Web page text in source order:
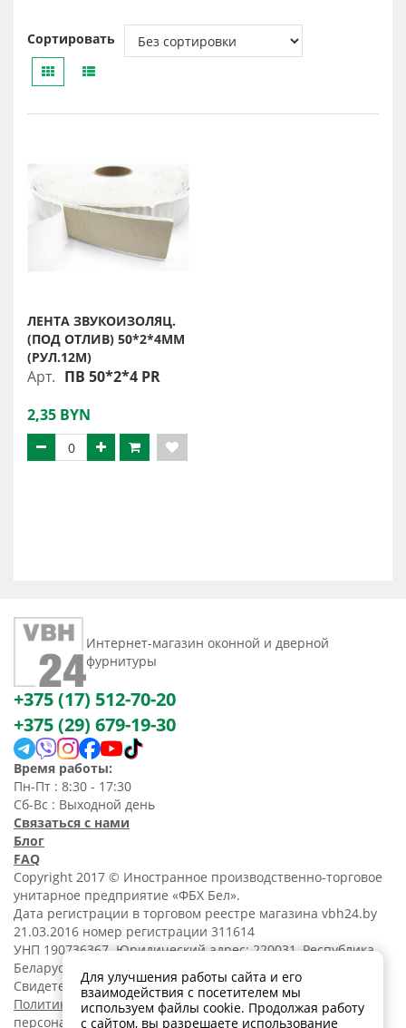
Сортировать
ЛЕНТА ЗВУКОИЗОЛЯЦ.
(ПОД ОТЛИВ) 50*2*4ММ
(РУЛ.12М)
Арт. ПВ 50*2*4 PR
2,35 BYN
Интернет-магазин оконной и дверной
фурнитуры
+375 (17) 512-70-20
+375 (29) 679-19-30
Время работы:
Пн-Пт : 8:30 - 17:30
Сб-Вс : Выходной день
Связаться с нами
Блог
FAQ
Copyright 2017 © Иностранное производственно-торговое
унитарное предприятие «ФБХ Бел».
Дата регистрации в торговом реестре магазина vbh24.by
21.03.2016 номер регистрации 311614
УНП 190736367. Юридический адрес: 220031, Республика
Беларусь, г. Минск, ул. Танковая, 15-1, 5 этаж;
Свидетельство о регистрации N190736367 от 11.02.2014.
Политика обработки
персональных данных
Для улучшения работы сайта и его
взаимодействия с посетителем мы
используем файлы cookie. Продолжая работу
с сайтом, вы разрешаете использование